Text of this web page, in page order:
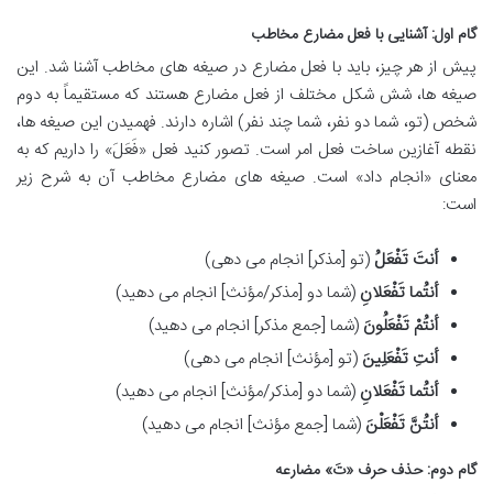
گام اول: آشنایی با فعل مضارع مخاطب
پیش از هر چیز، باید با فعل مضارع در صیغه های مخاطب آشنا شد. این
صیغه ها، شش شکل مختلف از فعل مضارع هستند که مستقیماً به دوم
شخص (تو، شما دو نفر، شما چند نفر) اشاره دارند. فهمیدن این صیغه ها،
نقطه آغازین ساخت فعل امر است. تصور کنید فعل «فَعَلَ» را داریم که به
معنای «انجام داد» است. صیغه های مضارع مخاطب آن به شرح زیر
است:
أنتَ تَفْعَلُ (تو [مذکر] انجام می دهی)
أنتُما تَفْعَلانِ (شما دو [مذکر/مؤنث] انجام می دهید)
أنتُمْ تَفْعَلُونَ (شما [جمع مذکر] انجام می دهید)
أنتِ تَفْعَلِينَ (تو [مؤنث] انجام می دهی)
أنتُما تَفْعَلانِ (شما دو [مذکر/مؤنث] انجام می دهید)
أنتُنَّ تَفْعَلْنَ (شما [جمع مؤنث] انجام می دهید)
گام دوم: حذف حرف «تَ» مضارعه